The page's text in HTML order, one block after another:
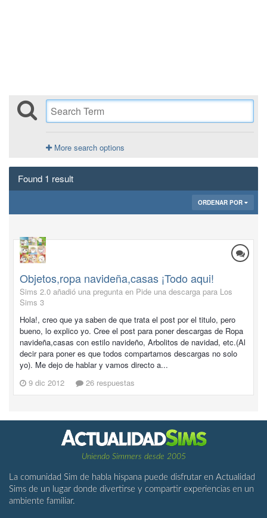
More search options
Found 1 result
ORDENAR POR
Objetos,ropa navideña,casas ¡Todo aqui!
Sims 2.0 añadió una pregunta en Pide una descarga para Los
Sims 3
Hola!, creo que ya saben de que trata el post por el titulo, pero
bueno, lo explico yo. Cree el post para poner descargas de Ropa
navideña,casas con estilo navideño, Arbolitos de navidad, etc.(Al
decir para poner es que todos compartamos descargas no solo
yo). Me dejo de hablar y vamos directo a...
9 dic 2012
26 respuestas
Uniendo Simmers desde 2005
La comunidad Sim de habla hispana puede disfrutar en Actualidad
Sims de un lugar donde divertirse y compartir experiencias en un
ambiente familiar.